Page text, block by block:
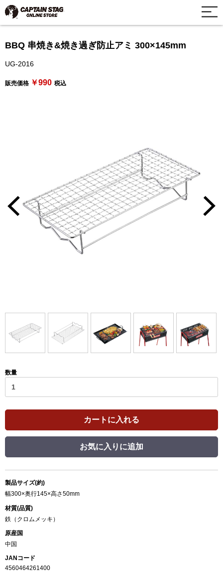
BBQ 串焼き&焼き過ぎ防止アミ 300×145mm
UG-2016
販売価格 ￥990 税込
数量
カートに入れる
お気に入りに追加
製品サイズ(約)
幅300×奥行145×高さ50mm
材質(品質)
鉄（クロムメッキ）
原産国
中国
JANコード
4560464261400